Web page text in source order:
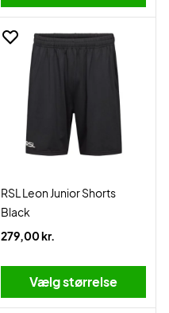
RSL Leon Junior Shorts
Black
279,00 kr.
Vælg størrelse